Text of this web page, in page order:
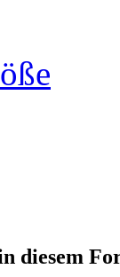
diesem